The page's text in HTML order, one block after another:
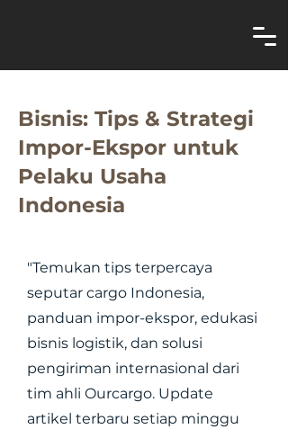
Bisnis: Tips & Strategi
Impor-Ekspor untuk
Pelaku Usaha
Indonesia
"Temukan tips terpercaya
seputar cargo Indonesia,
panduan impor-ekspor, edukasi
bisnis logistik, dan solusi
pengiriman internasional dari
tim ahli Ourcargo. Update
artikel terbaru setiap minggu